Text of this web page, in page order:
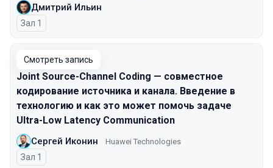
Дмитрий Ильин
Зал 1
Смотреть запись
Joint Source-Channel Coding — совместное
кодирование источника и канала. Введение в
технологию и как это может помочь задаче
Ultra-Low Latency Communication
Сергей Иконин Huawei Technologies
Зал 1